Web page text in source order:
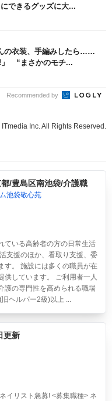
できるグッズに大...
の衣装、手編みしたら……
“まさかのモチ...
Recommended by
Inc. All Rights Reserved.
/豊島区南池袋/介護職
池袋敬心苑
ている高齢者の方の日常生活
支援のほか、看取り支援、委
す。 施設には多くの職員が在
供しています。 ご利用者一人
護の専門性を高められる職場
ヘルパー2級)以上 ...
更新
イリスト急募! <募集職種> ネ